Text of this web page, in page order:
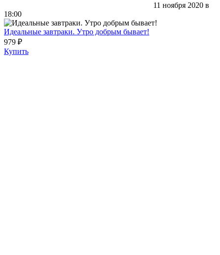
11 ноября 2020 в
18:00
Идеальные завтраки. Утро добрым бывает!
979 ₽
Купить